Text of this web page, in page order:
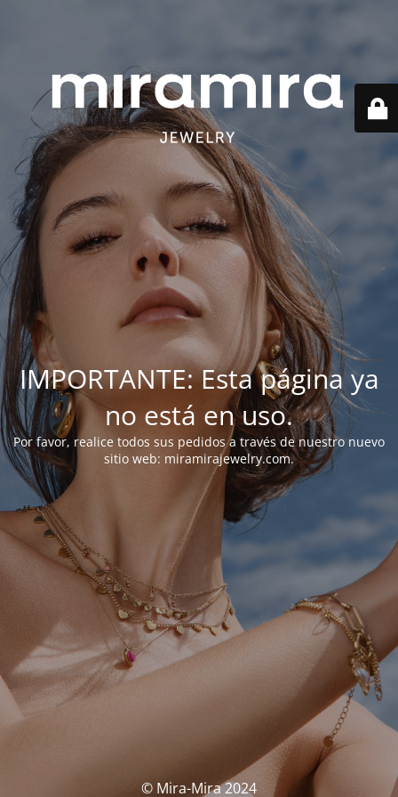
IMPORTANTE: Esta página ya
no está en uso.
Por favor, realice todos sus pedidos a través de nuestro nuevo
sitio web: miramirajewelry.com.
© Mira-Mira 2024